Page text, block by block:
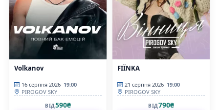
Volkanov
16 серпня 2026 19:00
PIROGOV SKY
ВІД590₴
FIЇNKA
21 серпня 2026 19:00
PIROGOV SKY
ВІД790₴